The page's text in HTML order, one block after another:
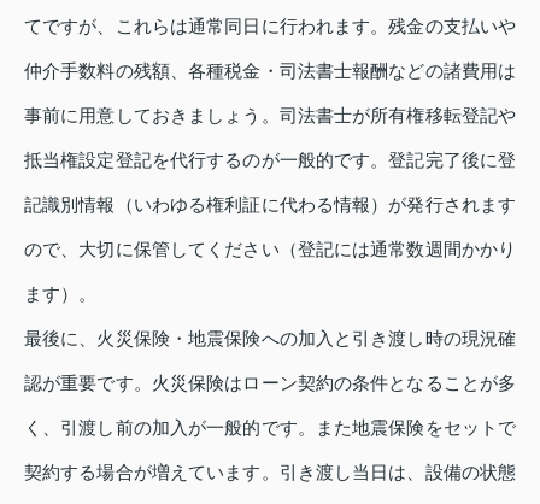
てですが、これらは通常同日に行われます。残金の支払いや
仲介手数料の残額、各種税金・司法書士報酬などの諸費用は
事前に用意しておきましょう。司法書士が所有権移転登記や
抵当権設定登記を代行するのが一般的です。登記完了後に登
記識別情報（いわゆる権利証に代わる情報）が発行されます
ので、大切に保管してください（登記には通常数週間かかり
ます）。
最後に、火災保険・地震保険への加入と引き渡し時の現況確
認が重要です。火災保険はローン契約の条件となることが多
く、引渡し前の加入が一般的です。また地震保険をセットで
契約する場合が増えています。引き渡し当日は、設備の状態